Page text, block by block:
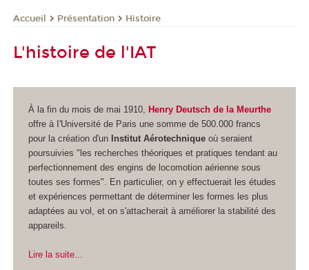
Accueil Présentation Histoire
L'histoire de l'IAT
À la fin du mois de mai 1910,Henry Deutsch de la Meurthe
offre à I'Université de Paris une somme de 500.000 francs
pour la création d'un Institut Aérotechnique où seraient
poursuivies "les recherches théoriques et pratiques tendant au
perfectionnement des engins de locomotion aérienne sous
toutes ses formes". En particulier, on y effectuerait les études
et expériences permettant de déterminer les formes les plus
adaptées au vol, et on s'attacherait à améliorer la stabilité des
appareils.
Lire la suite...